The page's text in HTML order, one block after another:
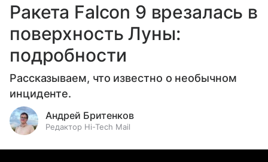
Ракета Falcon 9 врезалась в
поверхность Луны:
подробности
Рассказываем, что известно о необычном
инциденте.
Андрей Бритенков
Редактор Hi-Tech Mail